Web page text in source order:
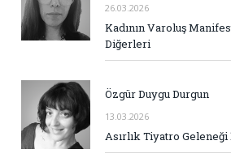
26.03.2026
Kadının Varoluş
Diğerleri
Özgür Duygu Durgun
13.03.2026
Asırlık Tiyatro Geleneği